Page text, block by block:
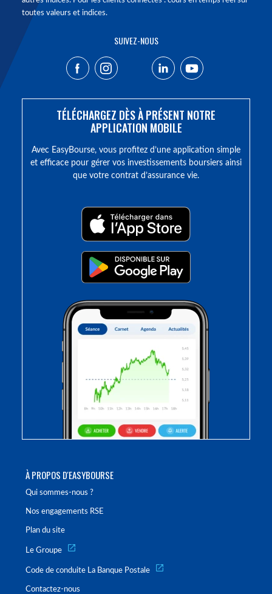
À PROPOS D'EASYBOURSE
Qui sommes-nous ?
Nos engagements RSE
Plan du site
Le Groupe
Code de conduite La Banque Postale
Contactez-nous
toutes valeurs et indices.
SUIVEZ-NOUS
TÉLÉCHARGEZ DÈS À PRÉSENT NOTRE
APPLICATION MOBILE
Avec EasyBourse, vous profitez d’une application simple
et efficace pour gérer vos investissements boursiers ainsi
que votre contrat d’assurance vie.